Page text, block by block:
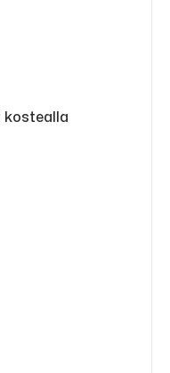
kostealla